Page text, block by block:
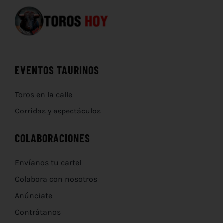
EVENTOS TAURINOS
Toros en la calle
Corridas y espectáculos
COLABORACIONES
Envíanos tu cartel
Colabora con nosotros
Anúnciate
Contrátanos